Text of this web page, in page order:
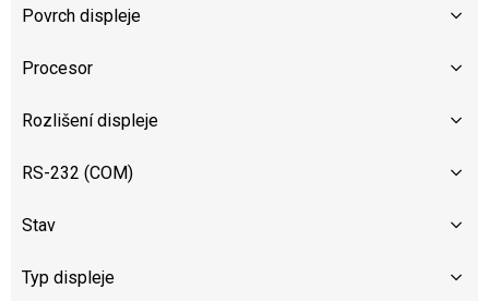
Povrch displeje
Procesor
Rozlišení displeje
RS-232 (COM)
Stav
Typ displeje